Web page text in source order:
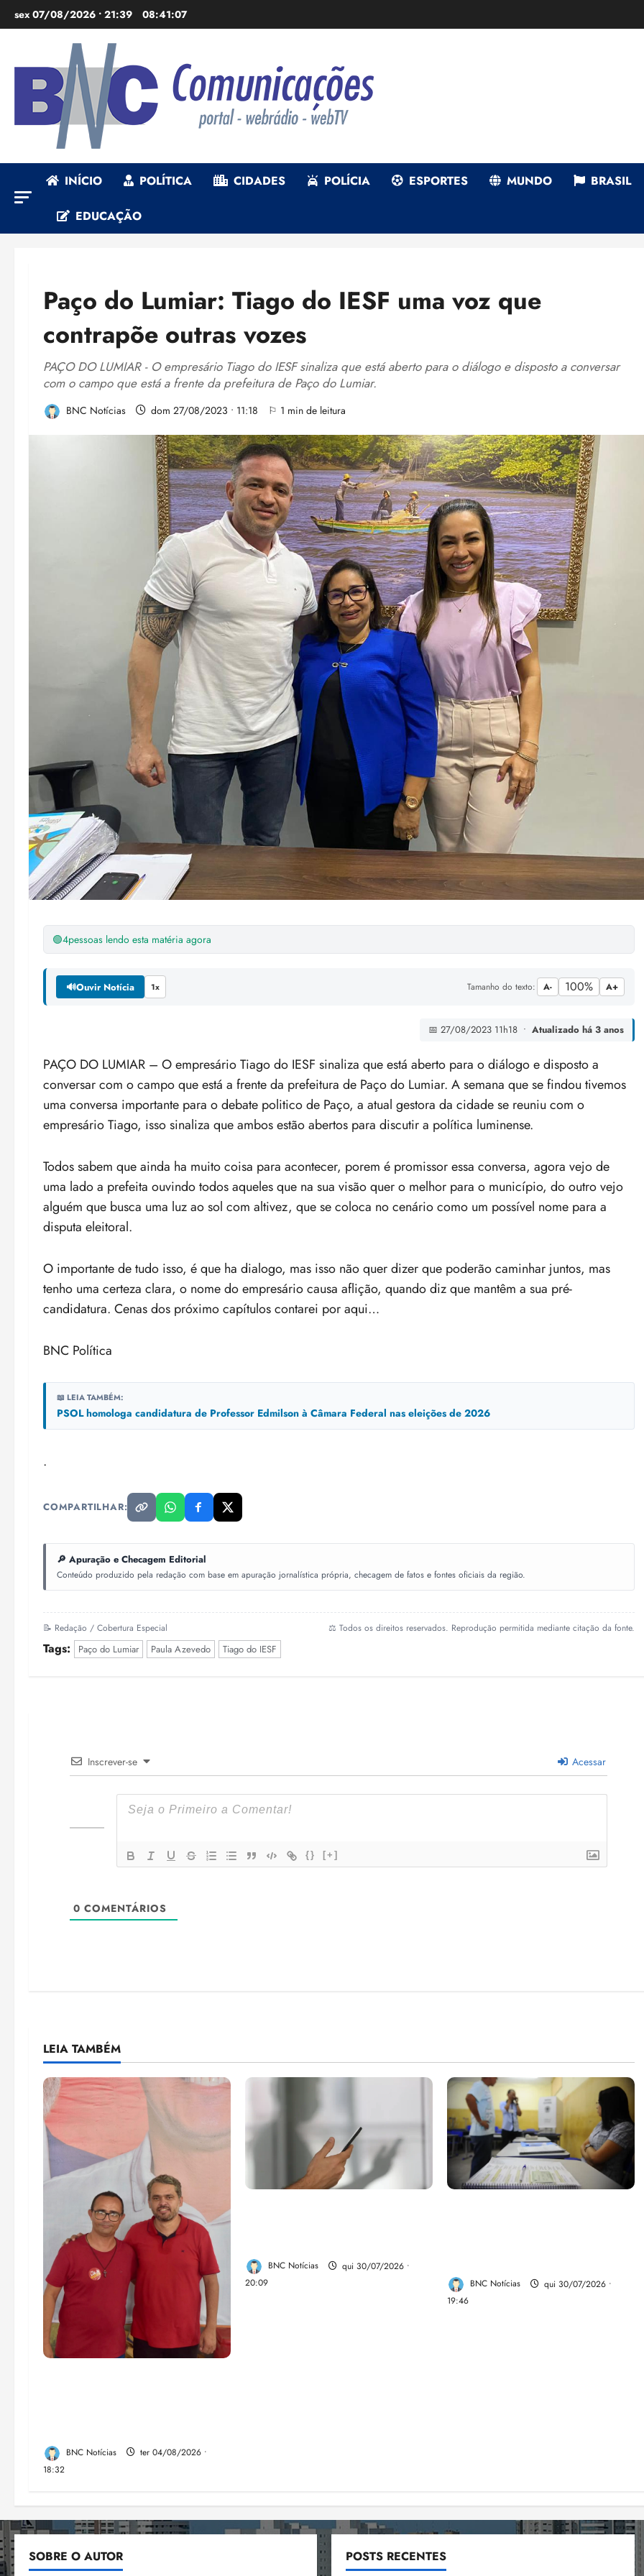
para
sex 07/08/2026 • 21:39 08:41:09
INÍCIO POLÍTICA CIDADES POLÍCIA ESPORTES MUNDO BRASIL
EDUCAÇÃO
Paço do Lumiar: Tiago do IESF uma voz que
contrapõe outras vozes
PAÇO DO LUMIAR - O empresário Tiago do IESF sinaliza que está aberto para o diálogo e disposto a conversar
com o campo que está a frente da prefeitura de Paço do Lumiar.
BNC Notícias dom 27/08/2023 • 11:18 ⚐ 1 min de leitura
🟢4pessoas lendo esta matéria agora
🔊Ouvir Notícia 1x Tamanho do texto: A- 100% A+
📅 27/08/2023 11h18 • Atualizado há 3 anos
PAÇO DO LUMIAR – O empresário Tiago do IESF sinaliza que está aberto para o diálogo e disposto a
conversar com o campo que está a frente da prefeitura de Paço do Lumiar. A semana que se findou tivemos
uma conversa importante para o debate politico de Paço, a atual gestora da cidade se reuniu com o
empresário Tiago, isso sinaliza que ambos estão abertos para discutir a política luminense.
Todos sabem que ainda ha muito coisa para acontecer, porem é promissor essa conversa, agora vejo de
uma lado a prefeita ouvindo todos aqueles que na sua visão quer o melhor para o município, do outro vejo
alguém que busca uma luz ao sol com altivez, que se coloca no cenário como um possível nome para a
disputa eleitoral.
O importante de tudo isso, é que ha dialogo, mas isso não quer dizer que poderão caminhar juntos, mas
tenho uma certeza clara, o nome do empresário causa aflição, quando diz que mantêm a sua pré-
candidatura. Cenas dos próximo capítulos contarei por aqui…
BNC Política
📖 LEIA TAMBÉM:
PSOL homologa candidatura de Professor Edmilson à Câmara Federal nas eleições de 2026
.
COMPARTILHAR:
🔎 Apuração e Checagem Editorial
Conteúdo produzido pela redação com base em apuração jornalística própria, checagem de fatos e fontes oficiais da região.
📝 Redação / Cobertura Especial ⚖️ Todos os direitos reservados. Reprodução permitida mediante citação da fonte.
Tags: Paço do Lumiar Paula Azevedo Tiago do IESF
Inscrever-se Acessar
{} [+]
0 COMENTÁRIOS
LEIA TAMBÉM
BNC Notícias
ter 04/08/2026 •
18:32
BNC Notícias
qui 30/07/2026 •
20:09
BNC Notícias
qui 30/07/2026 •
19:46
SOBRE O AUTOR POSTS RECENTES